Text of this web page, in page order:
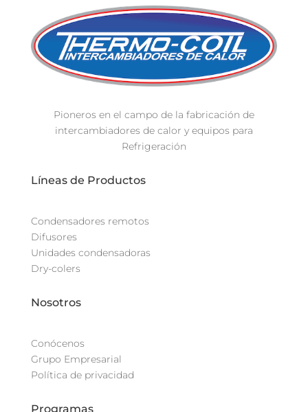
Pioneros en el campo de la fabricación de
intercambiadores de calor y equipos para
Refrigeración
Líneas de Productos
Condensadores remotos
Difusores
Unidades condensadoras
Dry-colers
Nosotros
Conócenos
Grupo Empresarial
Política de privacidad
Programas